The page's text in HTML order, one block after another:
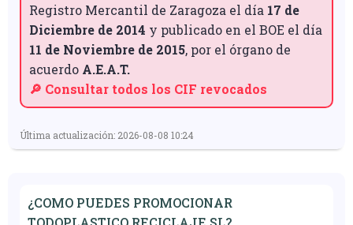
Registro Mercantil de Zaragoza el día 17 de
Diciembre de 2014 y publicado en el BOE el día
11 de Noviembre de 2015, por el órgano de
acuerdo A.E.A.T.
🔎 Consultar todos los CIF revocados
Última actualización: 2026-08-08 10:24
¿COMO PUEDES PROMOCIONAR